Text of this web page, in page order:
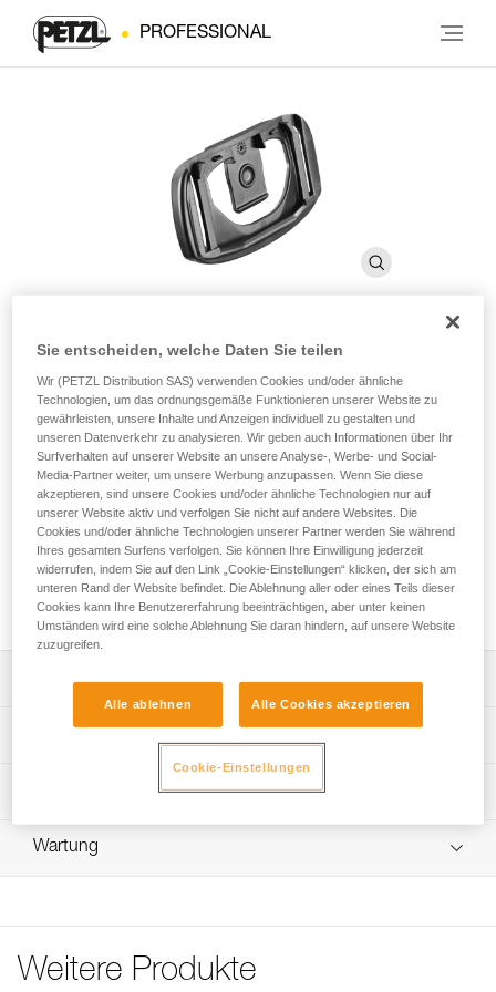
PROFESSIONAL
PIXA ®-
Helmbefestigungssystem
Helmbefestigungssystem kompatibel mit allen
Stirnlampen der PIXA-Reihe
Die Trägerplatte ermöglicht das Anbringen einer Stirnlampe
an einem VERTEX- oder STRATO-Helm von Petzl. Das PIXA-
Helmbefestigungssystem ist kompatibel mit den Stirnlampen
der PIXA-Reihe, die vor 2025 im Handel erhältlich waren.
Leistungsverzeichnis
Zum mühelosen Befestigen einer PIXA-Stirnlampe an
einem VERTEX- oder STRATO-Helm von Petzl:
Kompatibel mit folgenden Stirnlampen:
- PIXA 2 (E78BHB 2, E78BHB 2UL).
- PIXA 3 (E78CHB 2, E78CHB 2UL).
Zugrundeliegende Spezifikationen
Referenz : E78901
Garantie : 3
Technische Informationen
Häufige Fragen
Wartung
Weitere Produkte
Sie entscheiden, welche Daten Sie teilen
Wir (PETZL Distribution SAS) verwenden Cookies und/oder ähnliche
Technologien, um das ordnungsgemäße Funktionieren unserer Website zu
gewährleisten, unsere Inhalte und Anzeigen individuell zu gestalten und
unseren Datenverkehr zu analysieren. Wir geben auch Informationen über Ihr
Surfverhalten auf unserer Website an unsere Analyse-, Werbe- und Social-
Media-Partner weiter, um unsere Werbung anzupassen. Wenn Sie diese
akzeptieren, sind unsere Cookies und/oder ähnliche Technologien nur auf
unserer Website aktiv und verfolgen Sie nicht auf andere Websites. Die
Cookies und/oder ähnliche Technologien unserer Partner werden Sie während
Ihres gesamten Surfens verfolgen. Sie können Ihre Einwilligung jederzeit
widerrufen, indem Sie auf den Link „Cookie-Einstellungen“ klicken, der sich am
unteren Rand der Website befindet. Die Ablehnung aller oder eines Teils dieser
Cookies kann Ihre Benutzererfahrung beeinträchtigen, aber unter keinen
Umständen wird eine solche Ablehnung Sie daran hindern, auf unsere Website
zuzugreifen.
Alle ablehnen Alle Cookies akzeptieren
Cookie-Einstellungen